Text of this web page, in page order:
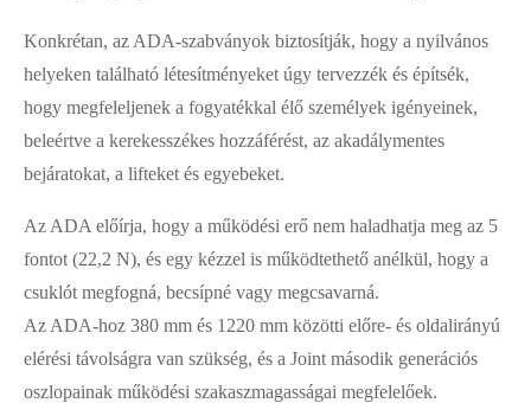
Konkrétan, az ADA-szabványok biztosítják, hogy a nyilvános
helyeken található létesítményeket úgy tervezzék és építsék,
hogy megfeleljenek a fogyatékkal élő személyek igényeinek,
beleértve a kerekesszékes hozzáférést, az akadálymentes
bejáratokat, a lifteket és egyebeket.
Az ADA előírja, hogy a működési erő nem haladhatja meg az 5
fontot (22,2 N), és egy kézzel is működtethető anélkül, hogy a
csuklót megfogná, becsípné vagy megcsavarná.
Az ADA-hoz 380 mm és 1220 mm közötti előre- és oldalirányú
elérési távolságra van szükség, és a Joint második generációs
oszlopainak működési szakaszmagasságai megfelelőek.